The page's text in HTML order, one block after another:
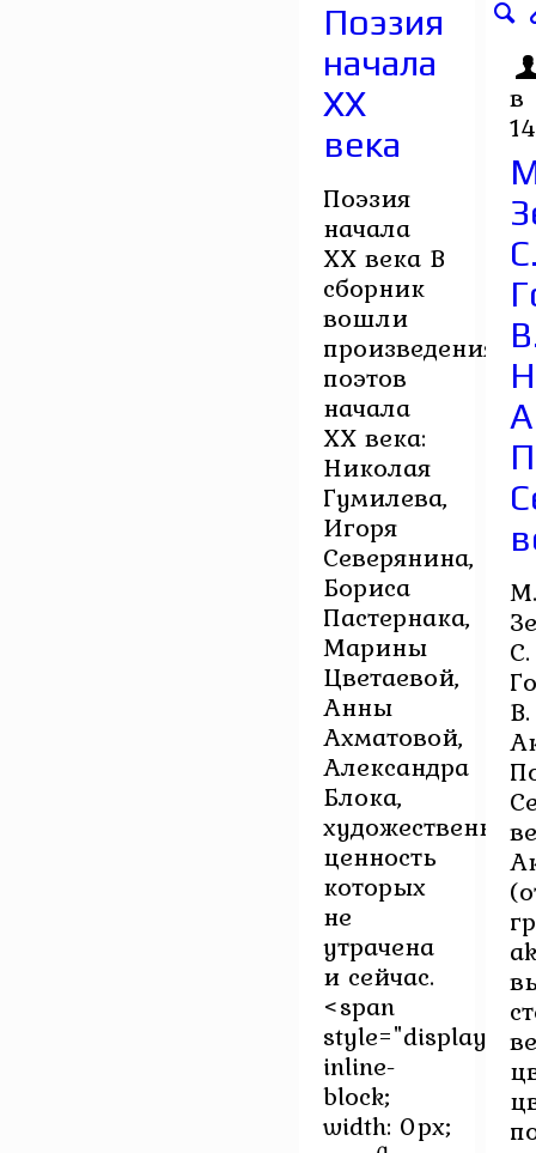
Поэзия
начала
ХХ
века
Поэзия
начала
ХХ века В
сборник
вошли
произведения
поэтов
начала
XX века:
Николая
Гумилева,
Игоря
Северянина,
Бориса
Пастернака,
Марины
Цветаевой,
Анны
Ахматовой,
Александра
Блока,
художественная
ценность
которых
не
утрачена
и сейчас.
<span
style="display:
inline-
block;
width: 0px;
в
С.